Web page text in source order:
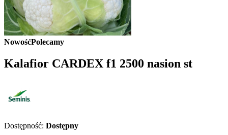
NowośćPolecamy
Kalafior CARDEX f1 2500 nasion st
Dostępność: Dostępny